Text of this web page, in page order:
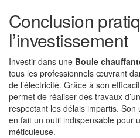
Conclusion
l’investissement
Investir dans une Boule
tous les professionnels œuvrant
de l’électricité. Grâce à son
permet de réaliser des travaux
respectant les délais impartis.
en fait un outil indispensable pour
méticuleuse.